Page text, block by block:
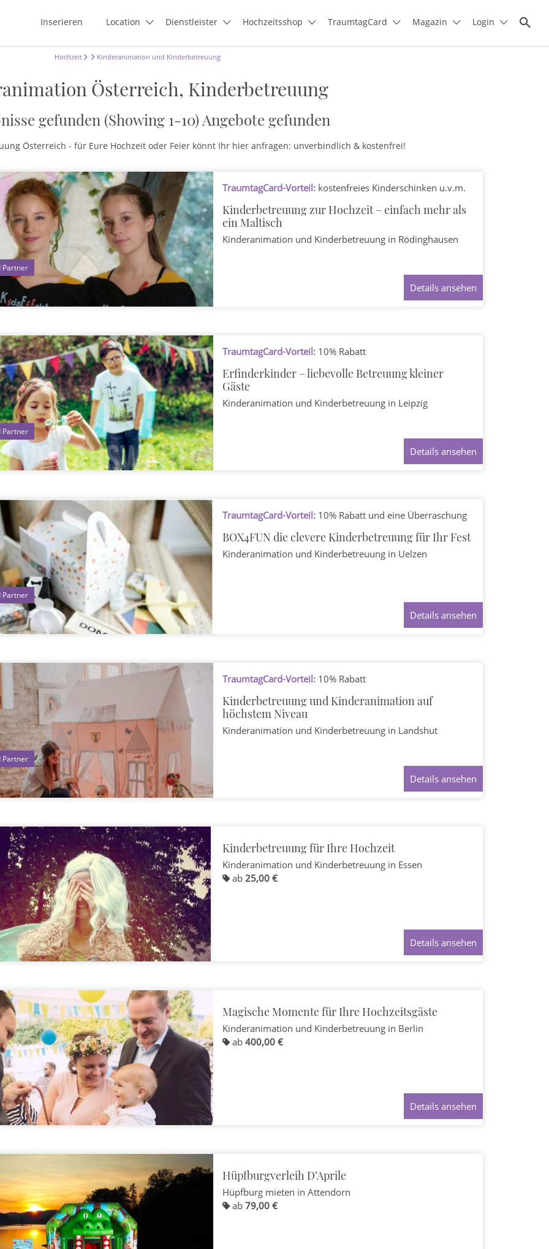
Inserieren Location Dienstleister Hochzeitsshop TraumtagCard Magazin Login
Hochzeit Kinderanimation und Kinderbetreuung
Österreich, Kinderbetreuung
gefunden (Showing 1-10) Angebote gefunden
Österreich - für Eure Hochzeit oder Feier könnt Ihr hier anfragen: unverbindlich & kostenfrei!
TraumtagCard-Vorteil: kostenfreies Kinderschinken u.v.m.
Kinderbetreuung zur Hochzeit – einfach mehr als
ein Maltisch
Kinderanimation und Kinderbetreuung in Rödinghausen
Details ansehen
1
TraumtagCard-Vorteil: 10% Rabatt
Erfinderkinder – liebevolle Betreuung kleiner
Gäste
Kinderanimation und Kinderbetreuung in Leipzig
Details ansehen
1
TraumtagCard-Vorteil: 10% Rabatt und eine Überraschung
BOX4FUN die clevere Kinderbetreuung für Ihr Fest
Kinderanimation und Kinderbetreuung in Uelzen
Details ansehen
1
TraumtagCard-Vorteil: 10% Rabatt
Kinderbetreuung und Kinderanimation auf
höchstem Niveau
Kinderanimation und Kinderbetreuung in Landshut
Details ansehen
Kinderbetreuung für Ihre Hochzeit
Kinderanimation und Kinderbetreuung in Essen
ab25,00 €
Details ansehen
Magische Momente für Ihre Hochzeitsgäste
Kinderanimation und Kinderbetreuung in Berlin
ab400,00 €
Details ansehen
Hüpfburgverleih D’Aprile
Hüpfburg mieten in Attendorn
ab79,00 €